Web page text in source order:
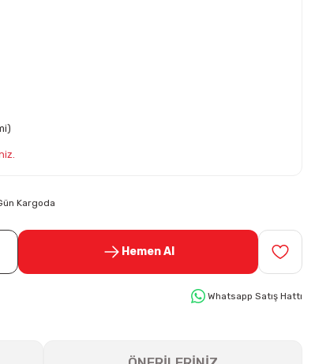
Kargoda
Hemen Al
Whatsapp Satış Hattı